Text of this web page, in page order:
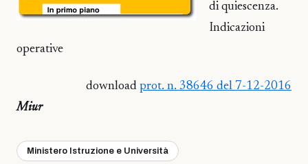
di quiescenza.
Indicazioni
operative
download prot. n. 38646 del 7-12-2016
Miur
Ministero Istruzione e Università